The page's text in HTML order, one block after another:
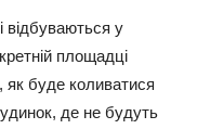
відбуваються у
площадці
як буде коливатися
де не будуть